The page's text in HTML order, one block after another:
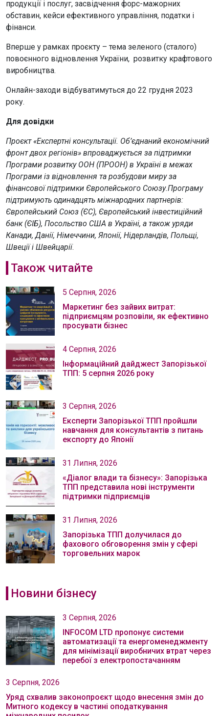
продукції і послуг, засвідчення форс-мажорних
обставин, кейси ефективного управління, податки і
фінанси.
Вперше у рамках проєкту – тема зеленого (сталого)
повоєнного відновлення України, розвитку крафтового
виробництва.
Онлайн-заходи відбуватимуться до 22 грудня 2023
року.
Для довідки
Проєкт «Експертні консультації. Об’єднаний економічний
фронт двох регіонів» впроваджується за підтримки
Програми розвитку ООН (ПРООН) в Україні в межах
Програми із відновлення та розбудови миру за
фінансової підтримки Європейського Союзу.Програму
підтримують одинадцять міжнародних партнерів:
Європейський Союз (ЄС), Європейський інвестиційний
банк (ЄІБ), Посольство США в Україні, а також уряди
Канади, Данії, Німеччини, Японії, Нідерландів, Польщі,
Швеції і Швейцарії.
Також читайте
5 Серпня, 2026
Маркетинг без зайвих витрат:
підприємцям розповіли, як ефективно
просувати бізнес
4 Серпня, 2026
Інформаційний дайджест Запорізької
ТПП: 5 серпня 2026 року
3 Серпня, 2026
Експерти Запорізької ТПП пройшли
навчання для консультантів з питань
експорту до Японії
31 Липня, 2026
«Діалог влади та бізнесу»: Запорізька
ТПП представила нові інструменти
підтримки підприємців
31 Липня, 2026
Запорізька ТПП долучилася до
фахового обговорення змін у сфері
торговельних марок
Новини бізнесу
3 Серпня, 2026
INFOCOM LTD пропонує системи
автоматизації та енергоменеджменту
для мінімізації виробничих втрат через
перебої з електропостачанням
3 Серпня, 2026
Уряд схвалив законопроєкт щодо внесення змін до
Митного кодексу в частині оподаткування